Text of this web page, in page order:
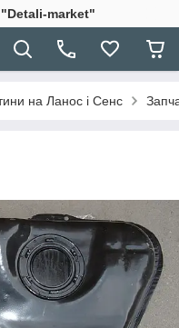
"Detali-market"
на Ланос і Сенс